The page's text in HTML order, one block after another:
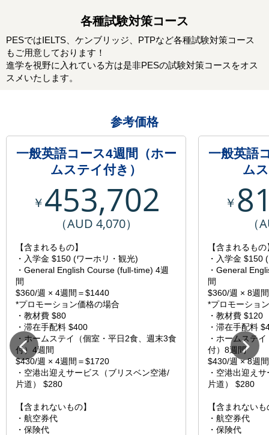
各種試験対策コース
PESではIELTS、ケンブリッジ、PTPなど各種試験対策コース
もご用意しております！
進学を視野に入れている方は是非PESの試験対策コースをオス
スメいたします。
参考価格
一般英語コース4週間（ホー
ムステイ付き）
￥453,702
（AUD 4,070）
【含まれるもの】
・入学金 $150 (ワーホリ・観光)
・General English Course (full-time) 4週
間
$360/週 × 4週間＝$1440
*プロモーション価格の場合
・教材費 $80
・滞在手配料 $400
・ホームステイ（個室・平日2食、週末3食
付）4週間
$430/週 × 4週間＝$1720
・空港出迎えサービス（ブリスベン空港/
片道） $280
【含まれないもの】
・航空券代
・保険代
一般英語
ム
￥
（
【含まれるもの
・入学金 $150
・General
間
$360/週 × 8週
*プロモーショ
・教材費 $120
・滞在手配料
・ホームステ
付）8週間
$430/週 × 8週
・空港出迎え
片道） $280
【含まれない
・航空券代
・保険代